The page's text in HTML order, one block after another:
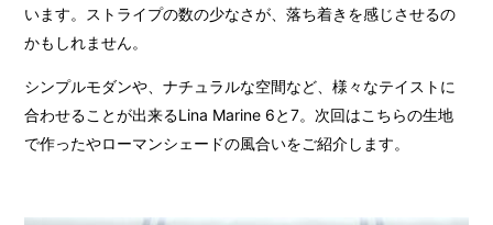
います。ストライプの数の少なさが、落ち着きを感じさせるの
かもしれません。
シンプルモダンや、ナチュラルな空間など、様々なテイストに
合わせることが出来るLina Marine 6と7。次回はこちらの生地
で作ったやローマンシェードの風合いをご紹介します。